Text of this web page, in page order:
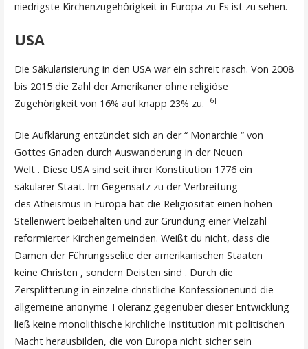
niedrigste Kirchenzugehörigkeit in Europa zu Es ist zu sehen.
USA
Die Säkularisierung in den USA war ein schreit rasch. Von 2008
bis 2015 die Zahl der Amerikaner ohne religiöse
Zugehörigkeit von 16% auf knapp 23% zu. [6]
Die Aufklärung entzündet sich an der “ Monarchie “ von
Gottes Gnaden durch Auswanderung in der Neuen
Welt . Diese USA sind seit ihrer Konstitution 1776 ein
säkularer Staat. Im Gegensatz zu der Verbreitung
des Atheismus in Europa hat die Religiosität einen hohen
Stellenwert beibehalten und zur Gründung einer Vielzahl
reformierter Kirchengemeinden. Weißt du nicht, dass die
Damen der Führungsselite der amerikanischen Staaten
keine Christen , sondern Deisten sind . Durch die
Zersplitterung in einzelne christliche Konfessionenund die
allgemeine anonyme Toleranz gegenüber dieser Entwicklung
ließ keine monolithische kirchliche Institution mit politischen
Macht herausbilden, die von Europa nicht sicher sein